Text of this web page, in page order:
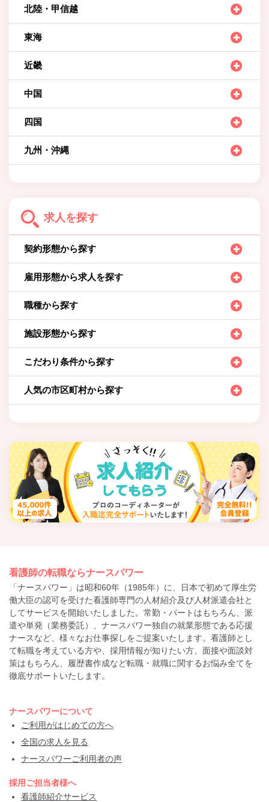
北陸・甲信越
東海
近畿
中国
四国
九州・沖縄
求人を探す
契約形態から探す
雇用形態から求人を探す
職種から探す
施設形態から探す
こだわり条件から探す
人気の市区町村から探す
看護師の転職ならナースパワー
「ナースパワー」は昭和60年（1985年）に、日本で初めて厚生労
働大臣の認可を受けた看護師専門の人材紹介及び人材派遣会社と
してサービスを開始いたしました。常勤・パートはもちろん、派
遣や単発（業務委託）、ナースパワー独自の就業形態である応援
ナースなど、様々なお仕事探しをご提案いたします。看護師とし
て転職を考えている方や、採用情報が知りたい方、面接や面談対
策はもちろん、履歴書作成など転職・就職に関するお悩み全てを
徹底サポートいたします。
ナースパワーについて
ご利用がはじめての方へ
全国の求人を見る
ナースパワーご利用者の声
採用ご担当者様へ
看護師紹介サービス